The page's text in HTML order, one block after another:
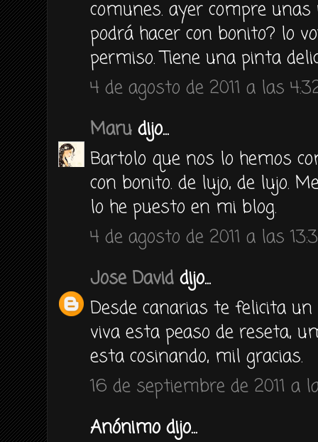
comunes. ayer compre
podrá hacer con bonito? lo
permiso. Tiene una pinta
4 de agosto de 2011 a las
Maru dijo...
Bartolo que nos lo hemos
con bonito. de lujo, de lujo.
lo he puesto en mi blog.
4 de agosto de 2011 a las
Jose David dijo...
Desde canarias te felicita
viva esta peaso de reseta,
esta cosinando, mil gracias.
16 de septiembre de 2011 a
Anónimo dijo...